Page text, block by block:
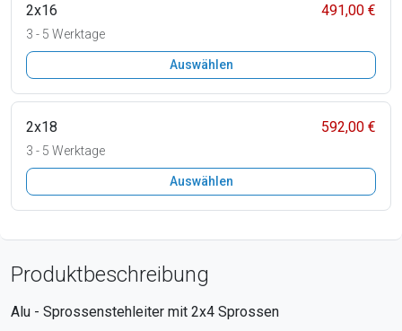
2x16 491,00 €
3 - 5 Werktage
Auswählen
2x18 592,00 €
3 - 5 Werktage
Auswählen
Produktbeschreibung
Alu - Sprossenstehleiter mit 2x4 Sprossen